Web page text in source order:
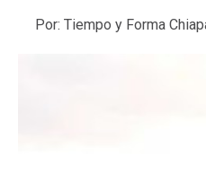
Por: Tiempo y Forma